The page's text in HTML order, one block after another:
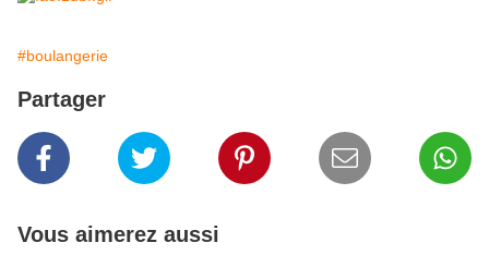
#boulangerie
Partager
Vous aimerez aussi